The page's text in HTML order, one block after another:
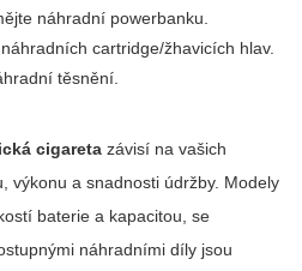
náhradní powerbanku.
cartridge/žhavicích hlav.
těsnění.
cigareta závisí na vašich
výkonu a snadnosti údržby. Modely
baterie a kapacitou, se
náhradními díly jsou